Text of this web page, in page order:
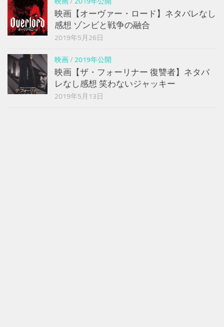
映画【オーヴァー・ロード】ネタバレなし
感想 ゾンビと戦争の融合
2019年5月26日
映画/ 2019年公開
映画【ザ・フォーリナー 復讐者】ネタバ
レなし感想 笑わないジャッキー
2019年5月13日